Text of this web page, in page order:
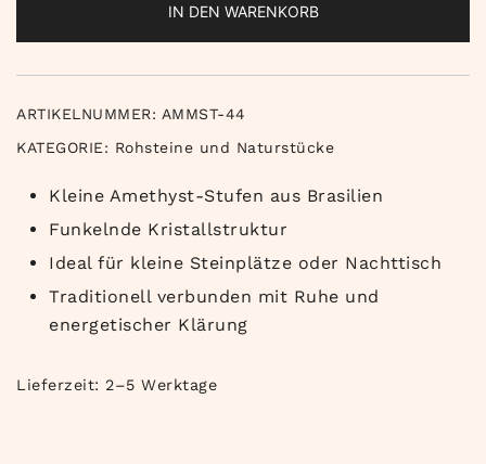
IN DEN WARENKORB
ARTIKELNUMMER: AMMST-44
KATEGORIE: Rohsteine und Naturstücke
Kleine Amethyst-Stufen aus Brasilien
Funkelnde Kristallstruktur
Ideal für kleine Steinplätze oder Nachttisch
Traditionell verbunden mit Ruhe und
energetischer Klärung
Lieferzeit: 2–5 Werktage